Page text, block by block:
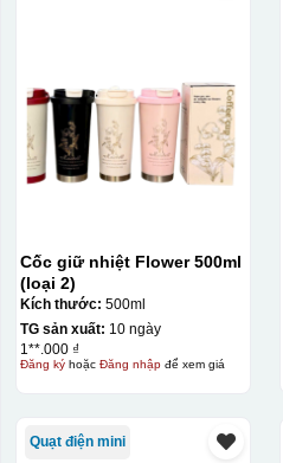
Cốc giữ nhiệt Flower 500ml
(loại 2)
Kích thước: 500ml
TG sản xuất: 10 ngày
1**.000 ₫
Đăng kýhoặc Đăng nhậpđể xem giá
Quạt điện mini